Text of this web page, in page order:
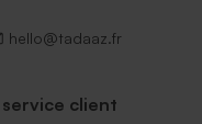
hello@tadaaz.fr
client